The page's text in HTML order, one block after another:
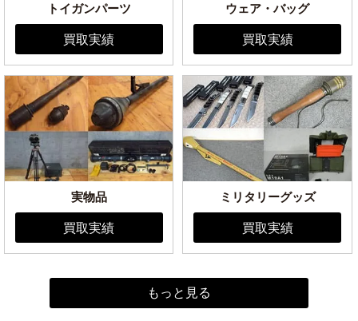
トイガンパーツ
買取実績
ウェア・バッグ
買取実績
実物品
買取実績
ミリタリーグッズ
買取実績
もっと見る